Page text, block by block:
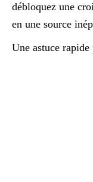
débloquez une
en une source
Une astuce